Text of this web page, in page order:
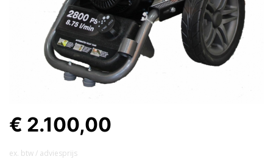
€ 2.100,00
ex. btw / adviesprijs